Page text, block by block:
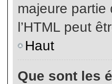
majeure
l’HTML peut
Haut
Que sont les